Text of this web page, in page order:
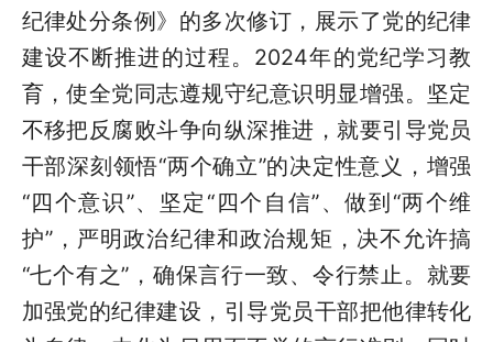
纪律处分条例》的多次修订，展示了党的纪律
建设不断推进的过程。2024年的党纪学习教
育，使全党同志遵规守纪意识明显增强。坚定
不移把反腐败斗争向纵深推进，就要引导党员
干部深刻领悟“两个确立”的决定性意义，增强
“四个意识”、坚定“四个自信”、做到“两个维
护”，严明政治纪律和政治规矩，决不允许搞
“七个有之”，确保言行一致、令行禁止。就要
加强党的纪律建设，引导党员干部把他律转化